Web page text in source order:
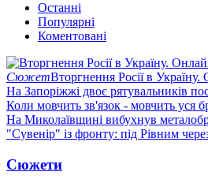
Останні
Популярні
Коментовані
СюжетВторгнення Росії в Україну.
На Запоріжжі двоє рятувальників
Коли мовчить зв'язок - мовчить уся
На Миколаївщині вибухнув
"Сувенір" із фронту: під Рівним
Сюжети